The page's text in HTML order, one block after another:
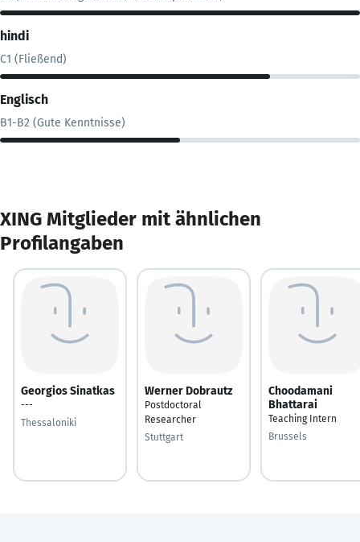
hindi
C1 (Fließend)
Englisch
B1-B2 (Gute Kenntnisse)
XING Mitglieder mit ähnlichen
Profilangaben
Georgios Sinatkas
---
Thessaloniki
Werner Dobrautz
Postdoctoral
Researcher
Stuttgart
Choodamani
Bhattarai
Teaching Intern
Brussels